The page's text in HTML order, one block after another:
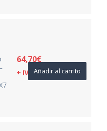
64,70€
+ IVA Añadir al carrito